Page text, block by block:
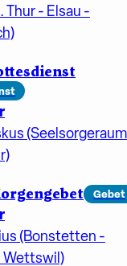
Thur - Elsau -
(Seelsorgeraum
Gebet
(Bonstetten -
Wettswil)